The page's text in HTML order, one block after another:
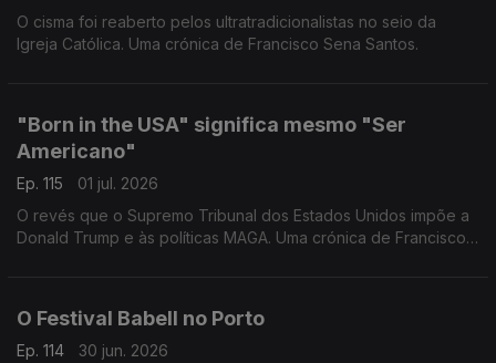
O cisma foi reaberto pelos ultratradicionalistas no seio da
Igreja Católica. Uma crónica de Francisco Sena Santos.
"Born in the USA" significa mesmo "Ser
Americano"
Ep. 115
01 jul. 2026
O revés que o Supremo Tribunal dos Estados Unidos impõe a
Donald Trump e às políticas MAGA. Uma crónica de Francisco
O Festival Babell no Porto
Ep. 114
30 jun. 2026